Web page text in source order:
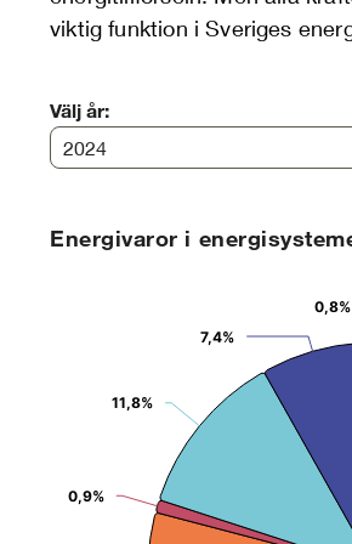
viktig funktion i Sveriges
Välj år:
2024
Energivaror i
0,9%
0,9%
11,8%
11,8%
7,4%
7,4%
0,8%
0,8%